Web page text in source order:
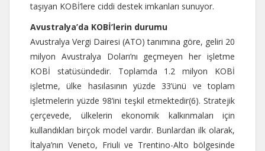
taşıyan KOBİ’lere ciddi destek imkanları sunuyor.
Avustralya’da KOBİ’lerin durumu
Avustralya Vergi Dairesi (ATO) tanımına göre, geliri 20
milyon Avustralya Doları’nı geçmeyen her işletme
KOBİ statüsündedir. Toplamda 1.2 milyon KOBİ
işletme, ülke hasılasının yüzde 33’ünü ve toplam
işletmelerin yüzde 98’ini teşkil etmektedir(6). Stratejik
çerçevede, ülkelerin ekonomik kalkınmaları için
kullandıkları birçok model vardır. Bunlardan ilk olarak,
İtalya’nın Veneto, Friuli ve Trentino-Alto bölgesinde